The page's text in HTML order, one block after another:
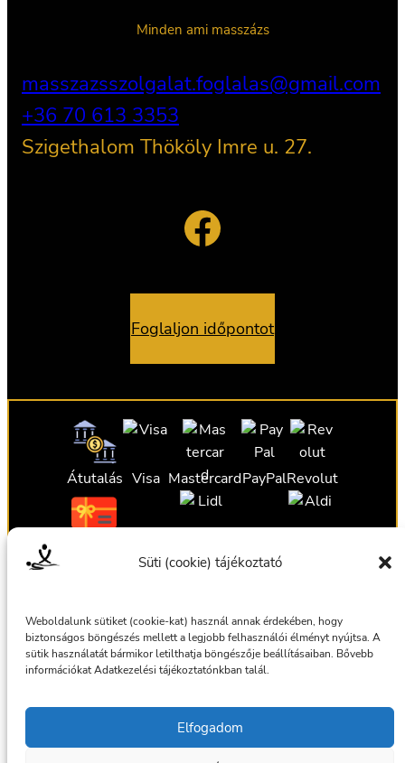
Süti (cookie) tájékoztató
Weboldalunk sütiket (cookie-kat) használ annak érdekében, hogy
biztonságos böngészés mellett a legjobb felhasználói élményt nyújtsa. A
sütik használatát bármikor letilthatja böngészője beállításaiban. Bővebb
információkat Adatkezelési tájékoztatónkban talál.
Elfogadom
Minden ami masszázs
masszazsszolgalat.foglalas@gmail.com
+36 70 613 3353
Szigethalom Thököly Imre u. 27.
Facebook
Foglaljon időpontot
Átutalás Visa MastercardPayPalRevolut
Ajándékutalvány
Ajándékutalvány
Általános szerződési feltételek
Adatkezelési tájékoztató